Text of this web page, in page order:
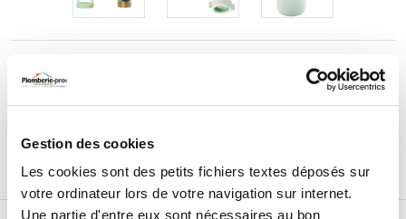
Gestion des cookies
Les cookies sont des petits fichiers textes déposés sur
votre ordinateur lors de votre navigation sur internet.
Une partie d'entre eux sont nécessaires au bon
24,79€
AJOUTER3PRODUITSAU PANIER